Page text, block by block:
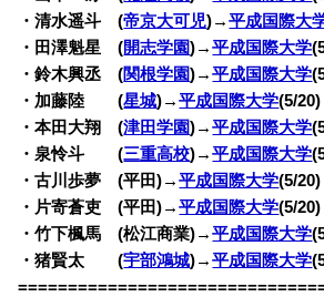
・清水遥斗 (帝京大可児)→平成国際大
・田澤魁星 (開志学園)→平成国際大学
・鈴木興丞 (関根学園)→平成国際大学
・加藤陸 (星城)→平成国際大学(5/20)
・本田大翔 (津田学園)→平成国際大学
・泉怜斗 (三重高校)→平成国際大学
・古川歩夢 (平田)→平成国際大学(5/20)
・片寄蒼吏 (平田)→平成国際大学(5/20)
・竹下楓馬 (松江商業)→平成国際大学
・猪賢太 (宇部鴻城)→平成国際大学